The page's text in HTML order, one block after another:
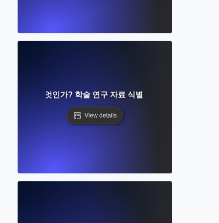
자료란 무엇인가? 학술 연구 자료 식별 및 사용 가이드
View details